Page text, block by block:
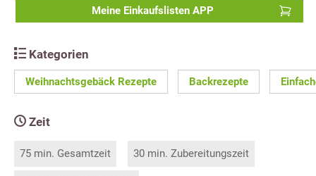
Meine Einkaufslisten APP
Kategorien
Weihnachtsgebäck Rezepte Backrezepte
Zeit
75 min. Gesamtzeit 30 min. Zubereitungszeit